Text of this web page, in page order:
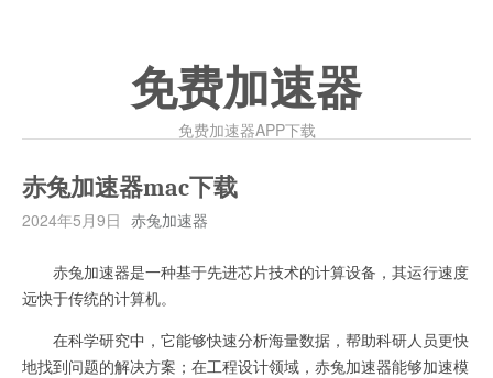
免费加速器
免费加速器APP下载
赤兔加速器mac下载
2024年5月9日 赤兔加速器
赤兔加速器是一种基于先进芯片技术的计算设备，其运行速度
远快于传统的计算机。
在科学研究中，它能够快速分析海量数据，帮助科研人员更快
地找到问题的解决方案；在工程设计领域，赤兔加速器能够加速模